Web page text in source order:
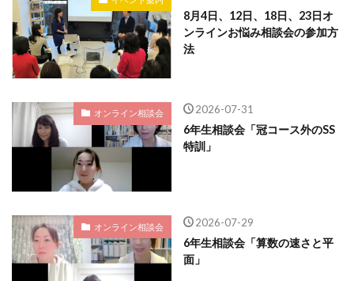
8月4日、12日、18日、23日オ
ンラインお悩み相談会の参加方
法
オンライン相談会 2026-07-31
6年生相談会「冠コース外のSS
特訓」
オンライン相談会 2026-07-29
6年生相談会「算数の速さと平
面」